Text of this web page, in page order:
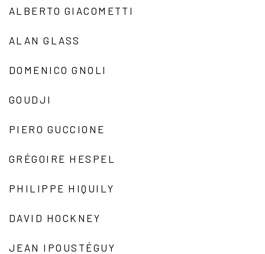
ALBERTO GIACOMETTI
ALAN GLASS
DOMENICO GNOLI
GOUDJI
PIERO GUCCIONE
GRÉGOIRE HESPEL
PHILIPPE HIQUILY
DAVID HOCKNEY
JEAN IPOUSTÉGUY